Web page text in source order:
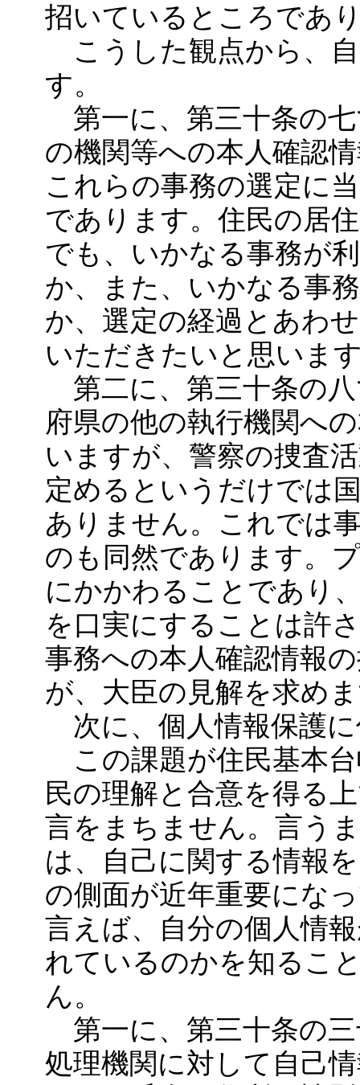
招いているところであ
こうした観点から、
す。
第一に、第三十条の
の機関等への本人確認
これらの事務の選定に
であります。住民の居
でも、いかなる事務が
か、また、いかなる事
か、選定の経過とあわ
いただきたいと思いま
第二に、第三十条の
府県の他の執行機関へ
いますが、警察の捜査
定めるというだけでは
ありません。これでは
のも同然であります。
にかかわることであり
を口実にすることは許
事務への本人確認情報
が、大臣の見解を求め
次に、個人情報保護
この課題が住民基本
民の理解と合意を得る
言をまちません。言う
は、自己に関する情報
の側面が近年重要にな
言えば、自分の個人情
れているのかを知るこ
ん。
第一に、第三十条の
処理機関に対して自己